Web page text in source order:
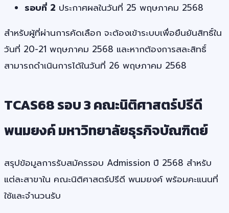
รอบที่ 2 ประกาศผลในวันที่ 25 พฤษภาคม 2568
สำหรับผู้ที่ผ่านการคัดเลือก จะต้องเข้าระบบเพื่อยืนยันสิทธิ์ใน
วันที่ 20-21 พฤษภาคม 2568 และหากต้องการสละสิทธิ์
สามารถดำเนินการได้ในวันที่ 26 พฤษภาคม 2568
TCAS68 รอบ 3 คณะนิติศาสตร์ปรีดี
พนมยงค์ มหาวิทยาลัยธุรกิจบัณฑิตย์
สรุปข้อมูลการรับสมัครรอบ Admission ปี 2568 สำหรับ
แต่ละสาขาใน คณะนิติศาสตร์ปรีดี พนมยงค์ พร้อมคะแนนที่
ใช้และจำนวนรับ